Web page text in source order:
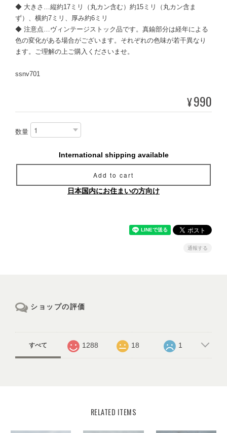
◆ 大きさ…縦約17ミリ（丸カン含む）約15ミリ（丸カン含ま
ず）、横約7ミリ、厚み約6ミリ
◆ 注意点…ヴィンテージストック品です。真鍮部分は経年による
色の変化がある場合がございます。それぞれの色味が若干異なり
ます。ご理解の上ご購入くださいませ。
ssnv701
¥990
数量
International shipping available
Add to cart
日本国内にお住まいの方向け
通報する
ショップの評価
すべて 1288 18 1
RELATED ITEMS